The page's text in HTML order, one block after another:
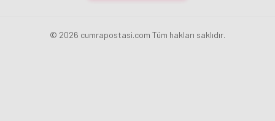
© 2026 cumrapostasi.com Tüm hakları saklıdır.